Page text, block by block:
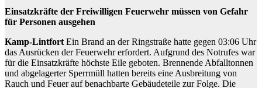
Einsatzkräfte der Freiwilligen Feuerwehr müssen von Gefahr
für Personen ausgehen
Kamp-Lintfort Ein Brand an der Ringstraße hatte gegen 03:06 Uhr
das Ausrücken der Feuerwehr erfordert. Aufgrund des Notrufes war
für die Einsatzkräfte höchste Eile geboten. Brennende Abfalltonnen
und abgelagerter Sperrmüll hatten bereits eine Ausbreitung von
Rauch und Feuer auf benachbarte Gebäudeteile zur Folge. Die